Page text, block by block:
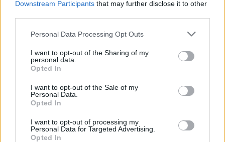
Downstream Participants that may further disclose it to other
Personal Data Processing Opt Outs
I want to opt-out of the Sharing of my
personal data.
Opted In
I want to opt-out of the Sale of my
Personal Data.
Opted In
I want to opt-out of processing my
Personal Data for Targeted Advertising.
Opted In